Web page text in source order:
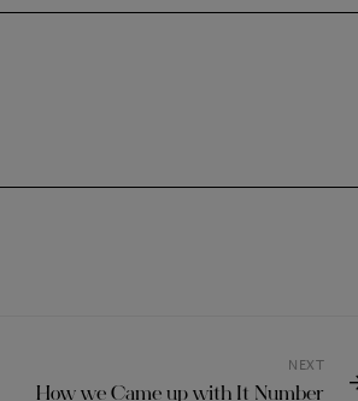
NEXT
How we Came up with It Number